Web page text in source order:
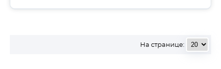
На странице: